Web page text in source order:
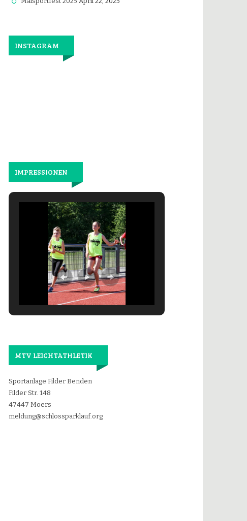
Charlotte Pnontow vor Alessia Piras
INSTAGRAM
IMPRESSIONEN
MTV LEICHTATHLETIK
Sportanlage Filder Benden
Filder Str. 148
47447 Moers
meldung@schlossparklauf.org